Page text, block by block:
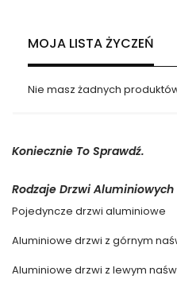
MOJA LISTA ŻYCZEŃ
Nie masz żadnych
Koniecznie To Sprawdź.
Rodzaje Drzwi Aluminiowych
Pojedyncze drzwi aluminiowe
Aluminiowe drzwi z górnym
Aluminiowe drzwi z lewym